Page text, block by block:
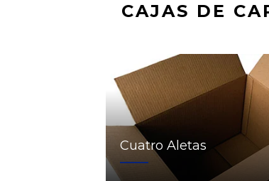
CAJAS DE
Cuatro Aletas